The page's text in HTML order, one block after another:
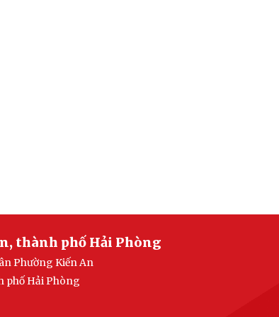
thành phố Hải Phòng
Phường Kiến An
phố Hải Phòng